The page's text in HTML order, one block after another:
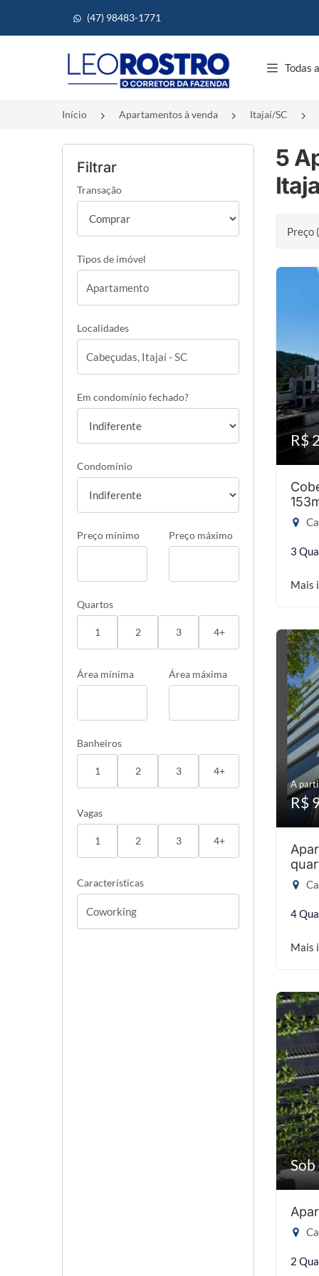
(47) 98483-1771
Página inicial
Todas
Início Apartamentos à venda Itajaí/SC
Filtrar
Transação
Tipos de imóvel
Localidades
Em condomínio fechado?
Condomínio
Preço mínimo Preço máximo
Quartos
1 2 3 4+
Área mínima Área máxima
Banheiros
1 2 3 4+
Vagas
1 2 3 4+
Características
5
R$
3
Mais
A
R$
4
Mais
2